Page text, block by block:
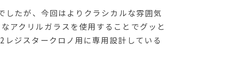
たが、今回はよりクラシカルな雰囲気
アクリルガラスを使用することでグッと
ジスタークロノ用に専用設計している